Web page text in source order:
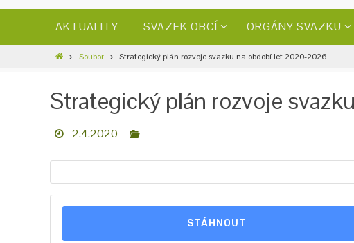
AKTUALITY SVAZEK OBCÍ ORGÁNY SVAZKU
Soubor Strategický plán rozvoje svazku na období let 2020-2026
Strategický plán rozvoje
2.4.2020
STÁHNOUT